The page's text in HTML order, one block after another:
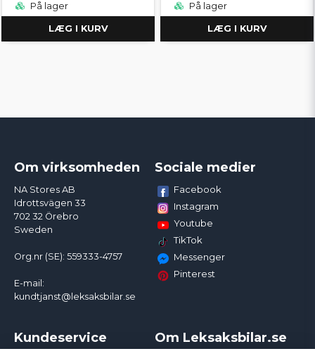
På lager
LÆG I KURV
På lager
LÆG I KURV
Om virksomheden
NA Stores AB
Idrottsvägen 33
702 32 Örebro
Sweden
Org.nr (SE): 559333-4757
E-mail:
kundtjanst@leksaksbilar.se
Sociale medier
Facebook
Instagram
Youtube
TikTok
Messenger
Pinterest
Kundeservice Om Leksaksbilar.se